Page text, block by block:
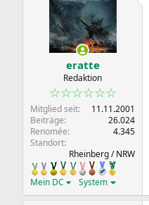
eratte
Redaktion
☆☆☆☆☆☆
Mitglied seit
11.11.2001
Beiträge
26.024
Renomée
4.345
Standort
Rheinberg / NRW
Mein DC System